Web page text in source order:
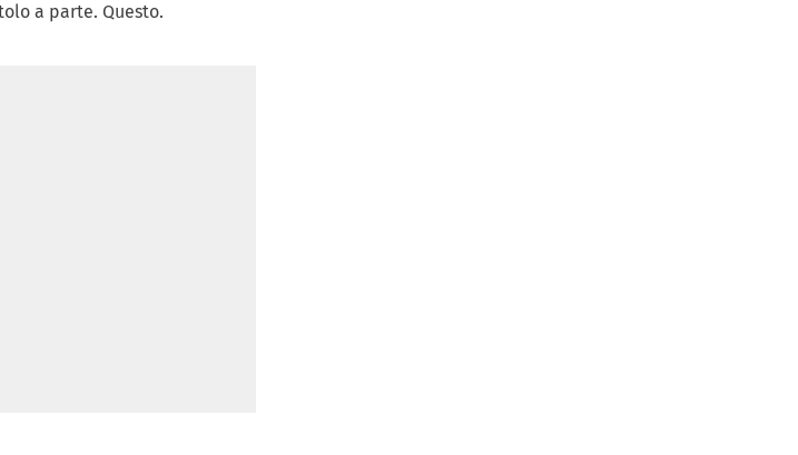
a parte. Questo.